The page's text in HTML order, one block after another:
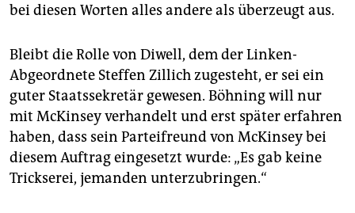
bei diesen Worten alles andere als überzeugt aus.
Bleibt die Rolle von Diwell, dem der Linken-
Abgeordnete Steffen Zillich zugesteht, er sei ein
guter Staatssekretär gewesen. Böhning will nur
mit McKinsey verhandelt und erst später erfahren
haben, dass sein Parteifreund von McKinsey bei
diesem Auftrag eingesetzt wurde: „Es gab keine
Trickserei, jemanden unterzubringen.“